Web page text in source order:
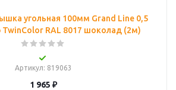
угольная 100мм Grand Line 0,5
TwinColor RAL 8017 шоколад (2м)
Артикул: 819063
1 965 ₽